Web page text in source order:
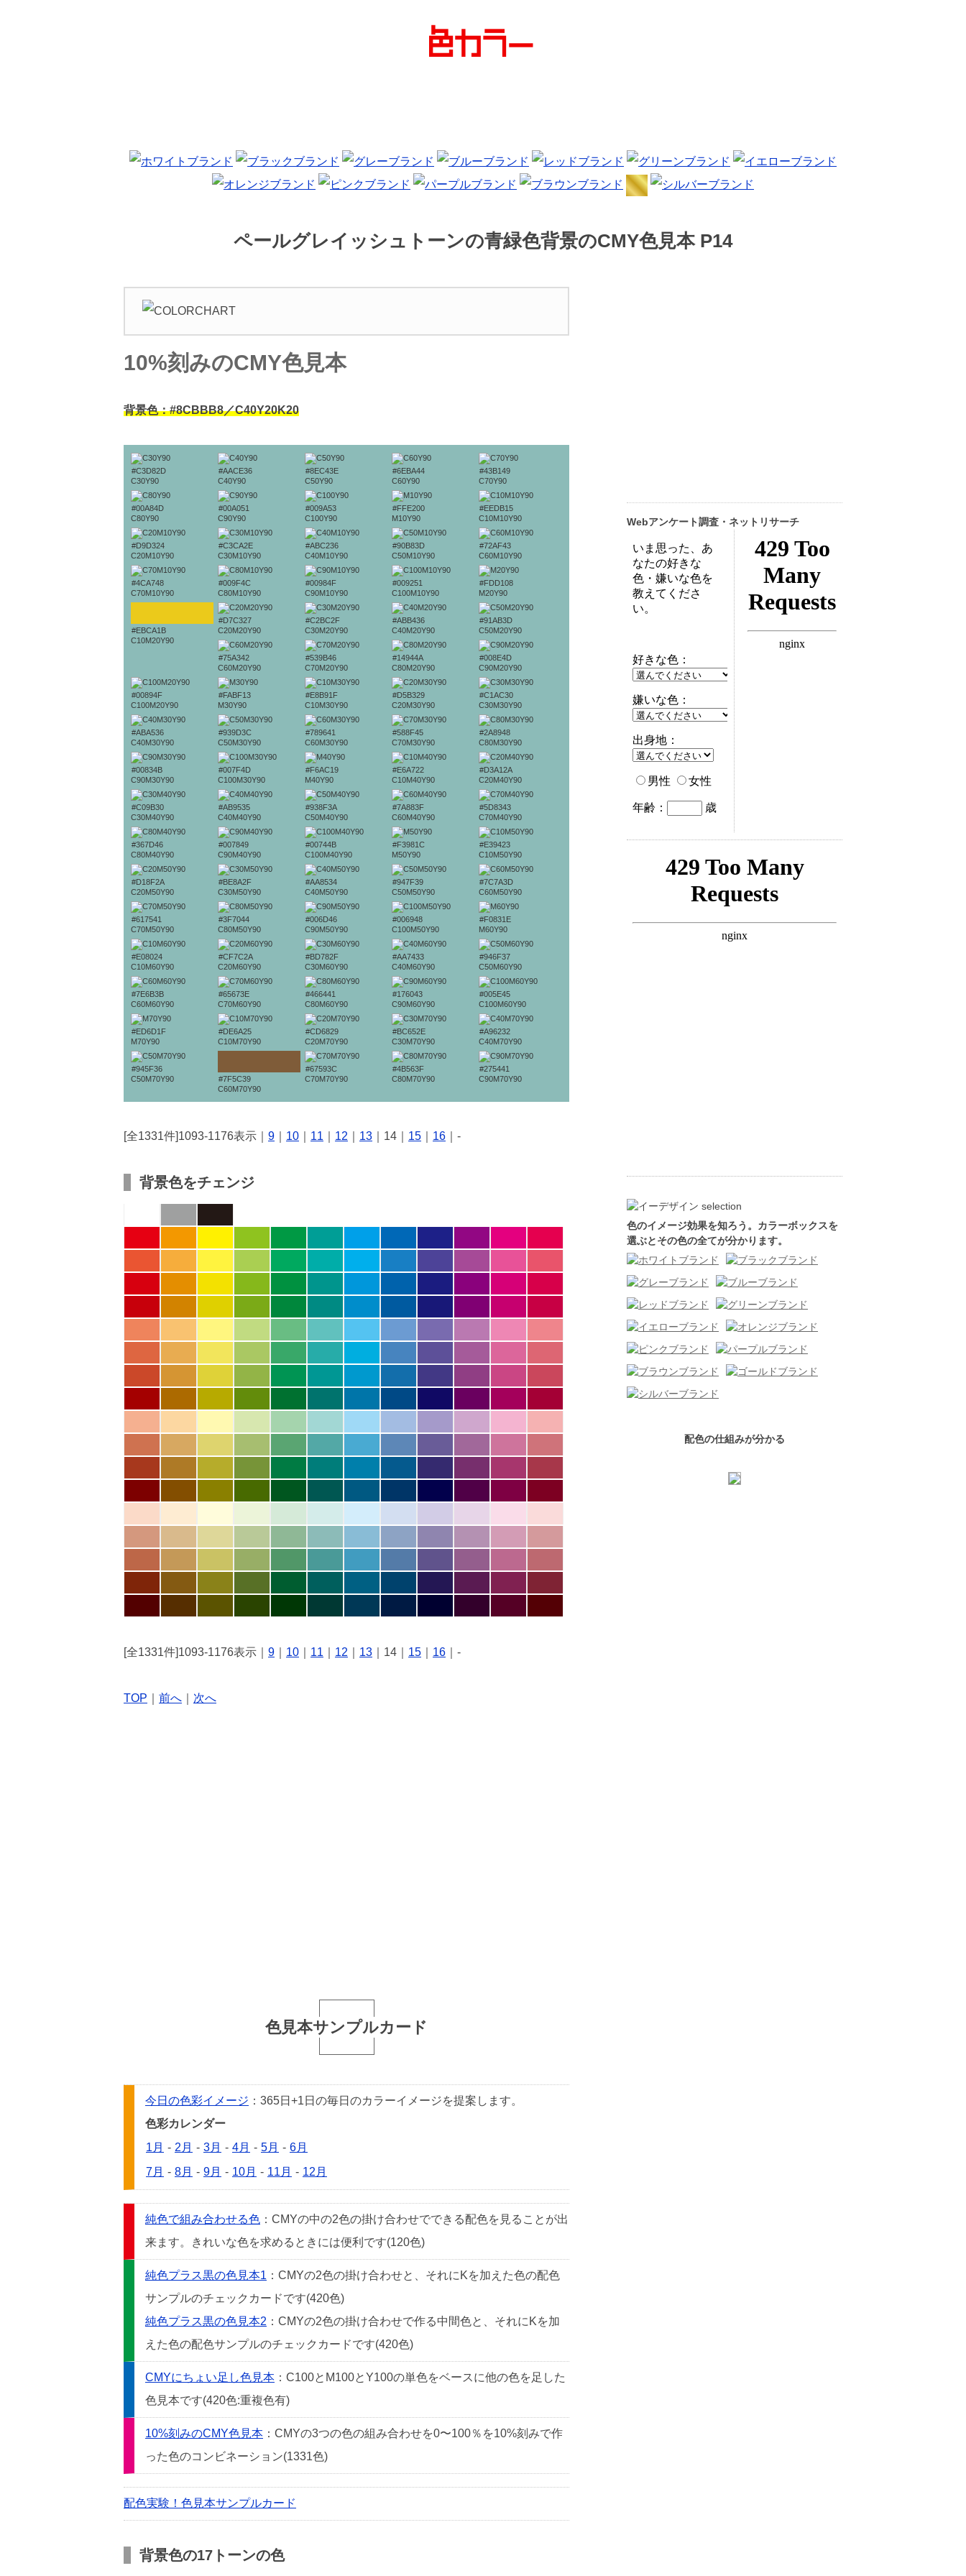
ペールグレイッシュトーンの青緑色背景のCMY色見本 P14
10%刻みのCMY色見本
背景色：#8CBBB8／C40Y20K20
#C3D82D
C30Y90
#AACE36
C40Y90
#8EC43E
C50Y90
#6EBA44
C60Y90
#43B149
C70Y90
#00A84D
C80Y90
#00A051
C90Y90
#009A53
C100Y90
#FFE200
M10Y90
#EEDB15
C10M10Y90
#D9D324
C20M10Y90
#C3CA2E
C30M10Y90
#ABC236
C40M10Y90
#90B83D
C50M10Y90
#72AF43
C60M10Y90
#4CA748
C70M10Y90
#009F4C
C80M10Y90
#00984F
C90M10Y90
#009251
C100M10Y90
#FDD108
M20Y90
#EBCA1B
C10M20Y90
#D7C327
C20M20Y90
#C2BC2F
C30M20Y90
#ABB436
C40M20Y90
#91AB3D
C50M20Y90
#75A342
C60M20Y90
#539B46
C70M20Y90
#14944A
C80M20Y90
#008E4D
C90M20Y90
#00894F
C100M20Y90
#FABF13
M30Y90
#E8B91F
C10M30Y90
#D5B329
C20M30Y90
#C1AC30
C30M30Y90
#ABA536
C40M30Y90
#939D3C
C50M30Y90
#789641
C60M30Y90
#588F45
C70M30Y90
#2A8948
C80M30Y90
#00834B
C90M30Y90
#007F4D
C100M30Y90
#F6AC19
M40Y90
#E6A722
C10M40Y90
#D3A12A
C20M40Y90
#C09B30
C30M40Y90
#AB9535
C40M40Y90
#938F3A
C50M40Y90
#7A883F
C60M40Y90
#5D8343
C70M40Y90
#367D46
C80M40Y90
#007849
C90M40Y90
#00744B
C100M40Y90
#F3981C
M50Y90
#E39423
C10M50Y90
#D18F2A
C20M50Y90
#BE8A2F
C30M50Y90
#AA8534
C40M50Y90
#947F39
C50M50Y90
#7C7A3D
C60M50Y90
#617541
C70M50Y90
#3F7044
C80M50Y90
#006D46
C90M50Y90
#006948
C100M50Y90
#F0831E
M60Y90
#E08024
C10M60Y90
#CF7C2A
C20M60Y90
#BD782F
C30M60Y90
#AA7433
C40M60Y90
#946F37
C50M60Y90
#7E6B3B
C60M60Y90
#65673E
C70M60Y90
#466441
C80M60Y90
#176043
C90M60Y90
#005E45
C100M60Y90
#ED6D1F
M70Y90
#DE6A25
C10M70Y90
#CD6829
C20M70Y90
#BC652E
C30M70Y90
#A96232
C40M70Y90
#945F36
C50M70Y90
#7F5C39
C60M70Y90
#67593C
C70M70Y90
#4B563F
C80M70Y90
#275441
C90M70Y90
[全1331件]1093-1176表示｜ 9 10 11 12 13 ｜14｜ 15 16 ｜-
背景色をチェンジ
[全1331件]1093-1176表示｜ 9 10 11 12 13 ｜14｜ 15 16 ｜-
TOP 前へ 次へ
色見本サンプルカード
今日の色彩イメージ ：365日+1日の毎日のカラーイメージを提案します。
色彩カレンダー
1月 - 2月 - 3月 - 4月 - 5月 - 6月
7月 - 8月 - 9月 - 10月 - 11月 - 12月
純色で組み合わせる色 ：CMYの中の2色の掛け合わせでできる配色を見ることが出
来ます。きれいな色を求めるときには便利です(120色)
純色プラス黒の色見本1 ：CMYの2色の掛け合わせと、それにKを加えた色の配色
サンプルのチェックカードです(420色)
純色プラス黒の色見本2 ：CMYの2色の掛け合わせで作る中間色と、それにKを加
えた色の配色サンプルのチェックカードです(420色)
CMYにちょい足し色見本 ：C100とM100とY100の単色をベースに他の色を足した
色見本です(420色:重複色有)
10%刻みのCMY色見本 ：CMYの3つの色の組み合わせを0〜100％を10%刻みで作
った色のコンビネーション(1331色)
配色実験！色見本サンプルカード
背景色の17トーンの色
Webアンケート調査・ネットリサーチ
色のイメージ効果を知ろう。カラーボックスを
選ぶとその色の全てが分かります。
配色の仕組みが分かる